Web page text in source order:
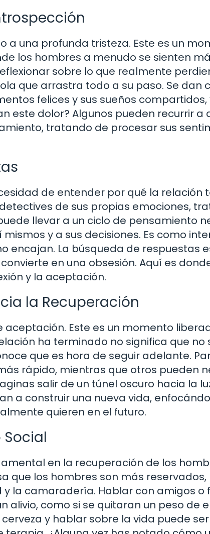
a una profunda tristeza. Este es un
los hombres a menudo se sienten
sobre lo que realmente
que arrastra todo a su paso. Se dan
felices y sus sueños compartidos,
este dolor? Algunos pueden recurrir a
tratando de procesar sus
de entender por qué la relación
de sus propias emociones,
llevar a un ciclo de pensamiento
y a sus decisiones. Es como
encajan. La búsqueda de respuestas
en una obsesión. Aquí es
y la aceptación.
la Recuperación
Este es un momento
ha terminado no significa que no
que es hora de seguir adelante.
rápido, mientras que otros pueden
salir de un túnel oscuro hacia la
a construir una nueva vida,
quieren en el futuro.
en la recuperación de los
que los hombres son más reservados,
la camaradería. Hablar con amigos o
alivio, como si se quitaran un peso de
y hablar sobre la vida puede